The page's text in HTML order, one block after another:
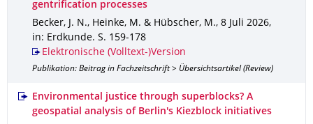
gentrification processes
Becker, J. N., Heinke, M. & Hübscher, M., 8 Juli 2026,
in: Erdkunde. S. 159-178
Elektronische (Volltext-)Version
Publikation: Beitrag in Fachzeitschrift > Übersichtsartikel (Review)
Environmental justice through superblocks? A
geospatial analysis of Berlin's Kiezblock initiatives